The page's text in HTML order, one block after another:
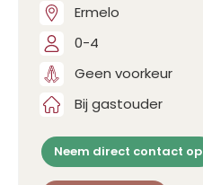
Ermelo
0-4
Geen voorkeur
Bij gastouder
Neem direct contact op